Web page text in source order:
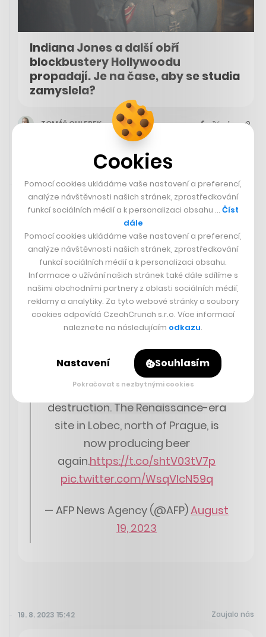
Indiana Jones a další obří
blockbustery Hollywoodu
propadají. Je na čase, aby se studia
zamyslela?
TOMÁŠ CHLEBEK
19. 8. 2023 16:12 Sdíleno přes aplikaci Twitter
Za záchranu kdysi chátrajícího pivovaru v Lobči na
Kokořínsku obdrží čeští architekti Pavel a Jana Prouzovi
Cenu Europa Nostra pro mimořádný počin v kulturním
dědictví Evropy za rok 2023. Jejich činu si povšimla i
agentura AFP, která doslova píše o opětovném „povstání
ze sutin“.
Next month, Czech architect Pavel
Prouza will receive a European
heritage award in Venice for having
renovated a sprawling derelict
brewery on the brink of total
destruction. The Renaissance-era
site in Lobec, north of Prague, is
now producing beer
again.https://t.co/shtV03tV7p
pic.twitter.com/WsqVlcN59q
— AFP News Agency (@AFP)August
19, 2023
19. 8. 2023 15:42 Zaujalo nás
Cookies
Pomocí cookies ukládáme vaše nastavení a preferencí,
analýze návštěvnosti našich stránek, zprostředkování
funkcí sociálních médií a k personalizaci obsahu … Číst
dále
Pomocí cookies ukládáme vaše nastavení a preferencí,
analýze návštěvnosti našich stránek, zprostředkování
funkcí sociálních médií a k personalizaci obsahu.
Informace o užívání našich stránek také dále sdílíme s
našimi obchodními partnery z oblasti sociálních médií,
reklamy a analytiky. Za tyto webové stránky a soubory
cookies odpovídá CzechCrunch s.r.o. Více informací
naleznete na následujícím odkazu.
Nastavení Souhlasím
Pokračovat s nezbytnými cookies